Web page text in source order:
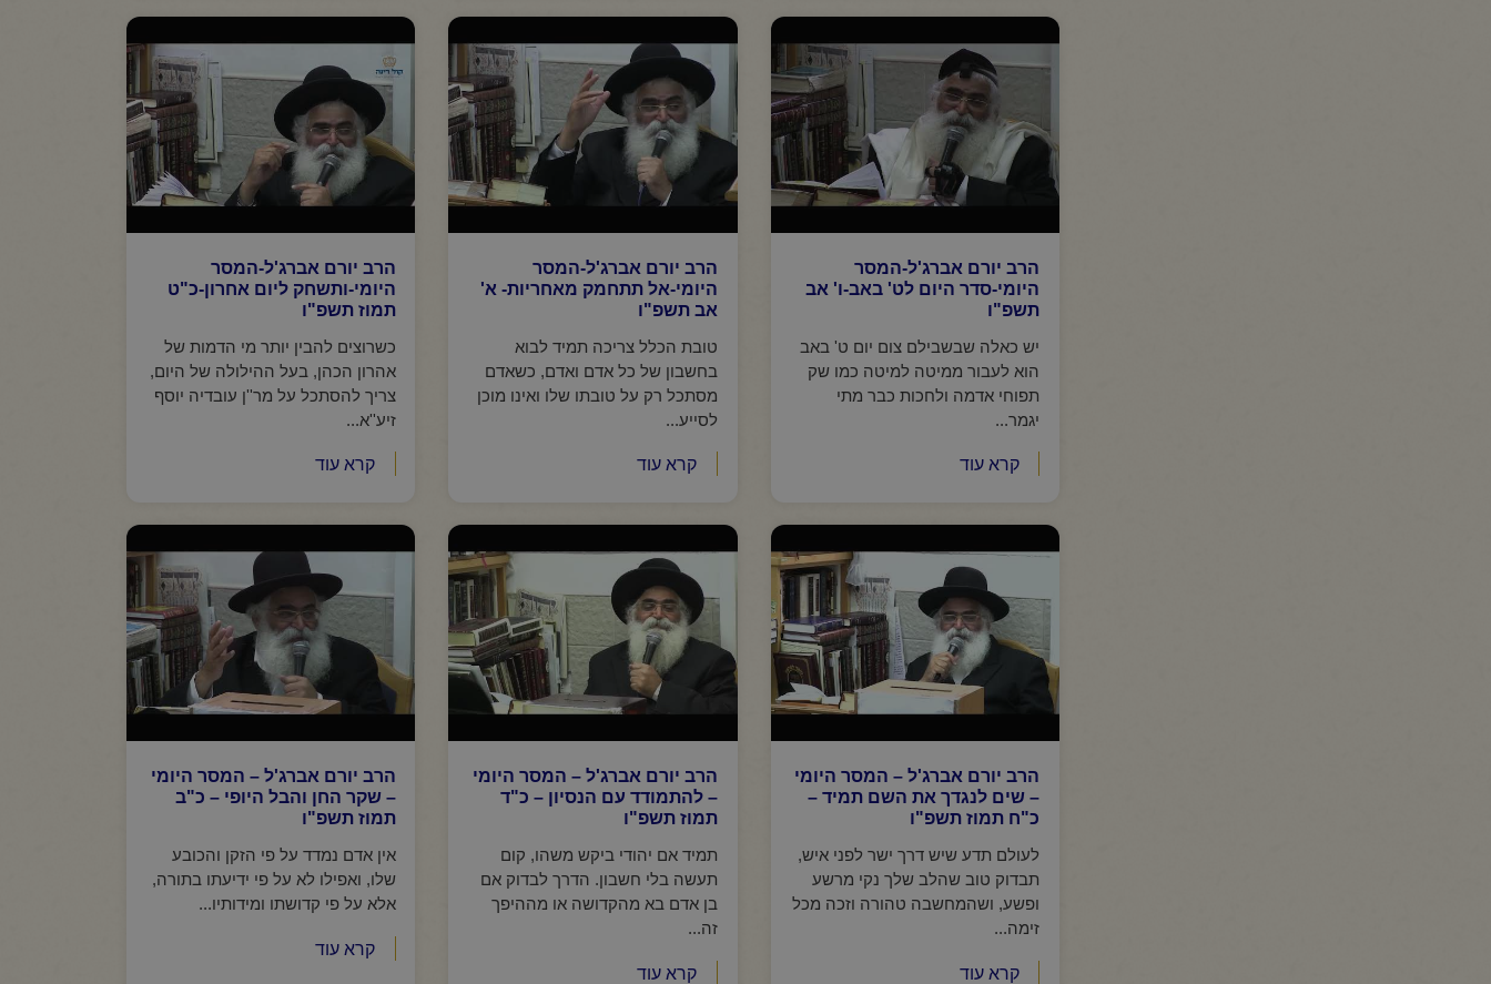
הרב יורם אברג'ל-המסר
היומי-סדר היום לט' באב-ו' אב
תשפ"ו
יש כאלה שבשבילם צום יום ט' באב
הוא לעבור ממיטה למיטה כמו שק
תפוחי אדמה ולחכות כבר מתי
יגמר...
קרא עוד
הרב יורם אברג'ל-המסר
היומי-אל תתחמק מאחריות- א'
אב תשפ"ו
טובת הכלל צריכה תמיד לבוא
בחשבון של כל אדם ואדם, כשאדם
מסתכל רק על טובתו שלו ואינו מוכן
לסייע...
קרא עוד
הרב יורם אברג'ל-המסר
היומי-ותשחק ליום אחרון-כ"ט
תמוז תשפ"ו
כשרוצים להבין יותר מי הדמות של
אהרון הכהן, בעל ההילולה של היום,
צריך להסתכל על מר''ן עובדיה יוסף
זיע''א...
קרא עוד
הרב יורם אברג'ל – המסר היומי
– שים לנגדך את השם תמיד –
כ"ח תמוז תשפ"ו
לעולם תדע שיש דרך ישר לפני איש,
תבדוק טוב שהלב שלך נקי מרשע
ופשע, ושהמחשבה טהורה וזכה מכל
זימה...
קרא עוד
הרב יורם אברג'ל – המסר היומי
– להתמודד עם הנסיון – כ"ד
תמוז תשפ"ו
תמיד אם יהודי ביקש משהו, קום
תעשה בלי חשבון. הדרך לבדוק אם
בן אדם בא מהקדושה או מההיפך
זה...
קרא עוד
הרב יורם אברג'ל – המסר היומי
– שקר החן והבל היופי – כ"ב
תמוז תשפ"ו
אין אדם נמדד על פי הזקן והכובע
שלו, ואפילו לא על פי ידיעתו בתורה,
אלא על פי קדושתו ומידותיו...
קרא עוד